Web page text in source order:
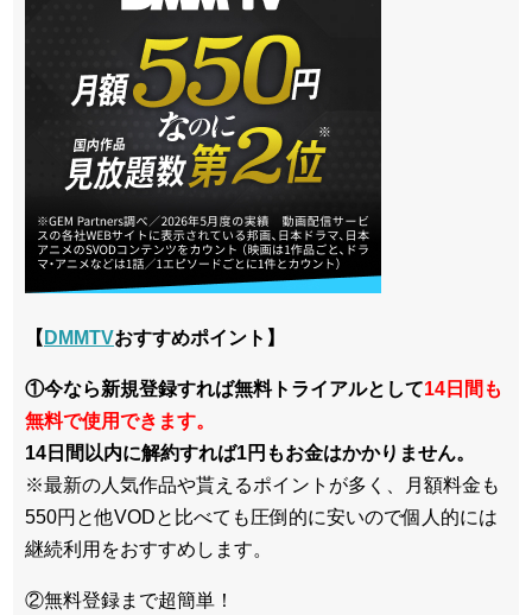
【 DMMTVおすすめポイント】
①今なら新規登録すれば無料トライアルとして14日間も
無料で使用できます。
14日間以内に解約すれば1円もお金はかかりません。
※最新の人気作品や貰えるポイントが多く、月額料金も
550円と他VODと比べても圧倒的に安いので個人的には
継続利用をおすすめします。
②無料登録まで超簡単！